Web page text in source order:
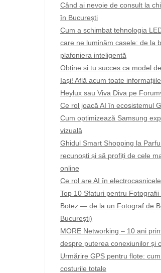
Când ai nevoie de consult la
în București
Cum a schimbat tehnologia
care ne luminăm casele: de la
plafoniera inteligentă
Obține și tu succes ca model
Iași! Află acum toate
Heylux sau Viva Diva pe
Ce rol joacă AI în ecosistemul
Cum optimizează Samsung
vizuală
Ghidul Smart Shopping la
recunoști și să profiți de cele
online
Ce rol are AI în
Top 10 Sfaturi pentru Fotografii
Botez — de la un Fotograf de
București)
MORE Networking – 10 ani
despre puterea conexiunilor și
Urmărire GPS pentru flote:
costurile totale